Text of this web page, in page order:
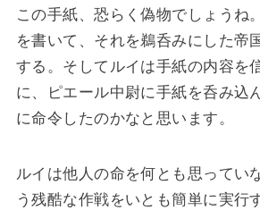
この手紙、恐らく偽物でしょうね
を書いて、それを鵜呑みにした帝
する。そしてルイは手紙の内容を
に、ピエール中尉に手紙を呑み込
に命令したのかなと思います。
ルイは他人の命を何とも思ってい
う残酷な作戦をいとも簡単に実行